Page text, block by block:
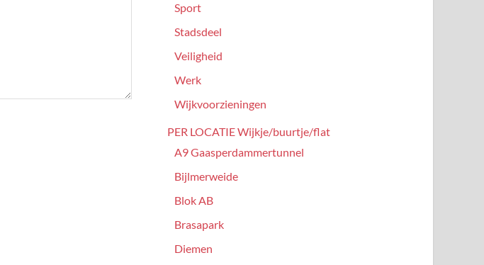
Sport
Stadsdeel
Veiligheid
Werk
Wijkvoorzieningen
PER LOCATIE Wijkje/buurtje/flat
A9 Gaasperdammertunnel
Bijlmerweide
Blok AB
Brasapark
Diemen